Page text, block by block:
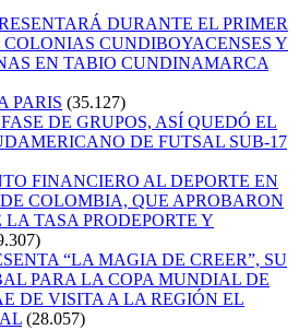
DURANTE EL PRIMER
CUNDIBOYACENSES Y
EN TABIO CUNDINAMARCA
PARIS (35.127)
DE GRUPOS, ASÍ QUEDÓ EL
DE FUTSAL SUB-17
FINANCIERO AL DEPORTE EN
COLOMBIA, QUE APROBARON
TASA PRODEPORTE Y
“LA MAGIA DE CREER”, SU
PARA LA COPA MUNDIAL DE
DE VISITA A LA REGIÓN EL
(28.057)